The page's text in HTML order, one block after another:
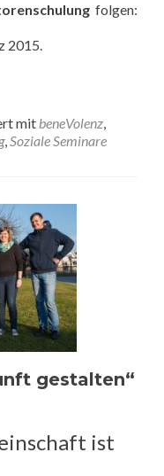
folgen:
2015.
mit beneVolenz,
,Soziale Seminare
gestalten“
ist